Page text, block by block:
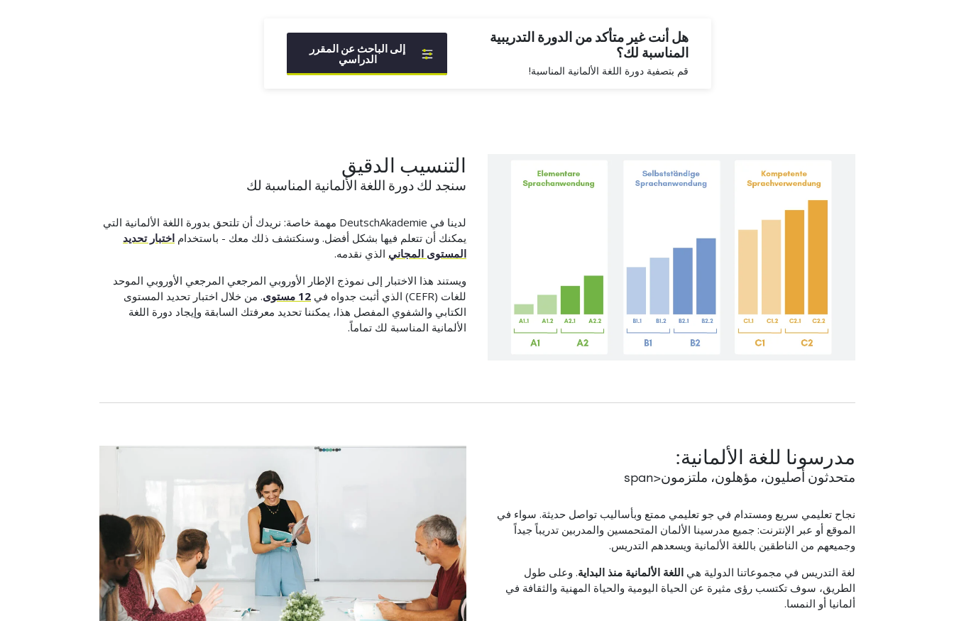
هل أنت غير متأكد من الدورة التدريبية
المناسبة لك؟
قم بتصفية دورة اللغة الألمانية المناسبة!
إلى الباحث عن المقرر
الدراسي
التنسيب الدقيق
سنجد لك دورة اللغة الألمانية المناسبة لك
لدينا في DeutschAkademie مهمة خاصة: نريدك أن تلتحق بدورة اللغة الألمانية التي
يمكنك أن تتعلم فيها بشكل أفضل. وسنكتشف ذلك معك - باستخدام اختبار تحديد
المستوى المجاني الذي نقدمه.
ويستند هذا الاختبار إلى نموذج الإطار الأوروبي المرجعي المرجعي الأوروبي الموحد
للغات (CEFR) الذي أثبت جدواه في
12 مستوى
. من خلال اختبار تحديد المستوى
الكتابي والشفوي المفصل هذا، يمكننا تحديد معرفتك السابقة وإيجاد دورة اللغة
الألمانية المناسبة لك تماماً.
مدرسونا للغة الألمانية:
متحدثون أصليون، مؤهلون، ملتزمون<span
نجاح تعليمي سريع ومستدام في جو تعليمي ممتع وبأساليب تواصل حديثة. سواء في
الموقع أو عبر الإنترنت: جميع مدرسينا الألمان المتحمسين والمدربين تدريباً جيداً
وجميعهم من الناطقين باللغة الألمانية ويسعدهم التدريس.
لغة التدريس في مجموعاتنا الدولية هياللغة الألمانية منذ البداية. وعلى طول
الطريق، سوف تكتسب رؤى مثيرة عن الحياة اليومية والحياة المهنية والثقافة في
ألمانيا أو النمسا.